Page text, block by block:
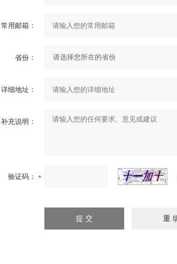
常用邮箱：
省份：
详细地址：
补充说明：
验证码：